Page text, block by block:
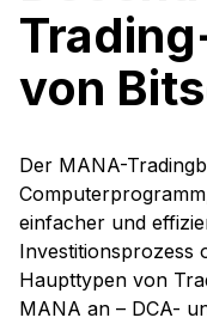
von
Der MANA-
einfacher und
Investitionsprozess
Haupttypen von
MANA an – DCA-